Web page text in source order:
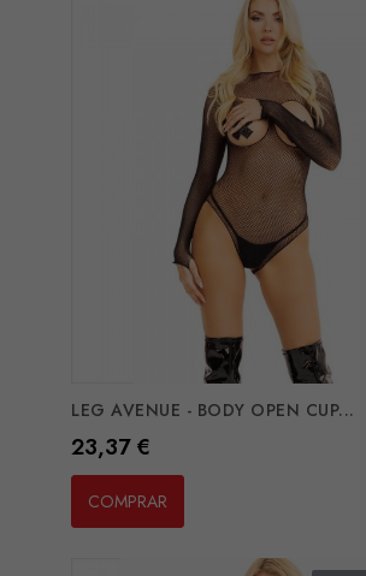
LEG AVENUE - BODY OPEN CUP...
Preço
23,37 €
COMPRAR